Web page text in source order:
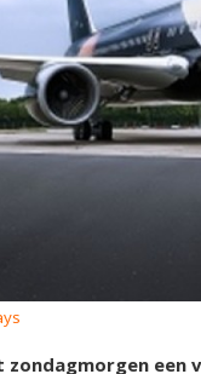
zondagmorgen